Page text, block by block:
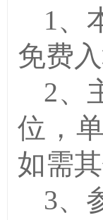
1、
免费
2、
位，
如需
3、